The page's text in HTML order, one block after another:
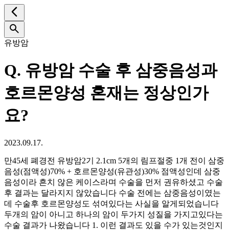
유방암
Q. 유방암 수술 후 삼중음성과
호르몬양성 혼재는 정상인가
요?
2023.09.17.
만45세 폐경전 유방암2기 2.1cm 5개의 림프절중 1개 전이 삼중
음성(점액성)70% + 호르몬양성(유관성)30% 점액성인데 삼중
음성이라 흔치 않은 케이스라며 수술을 먼저 권유하셨고 수술
후 결과는 달라지지 않았습니다 수술 전에는 삼중음성이였는
데 수술후 호르몬양성도 섞여있다는 사실을 알게되었습니다
두개의 암이 아니고 하나의 암이 두가지 성질을 가지고있다는
수술 결과가 나왔습니다 1. 이런 결과도 있을 수가 있는것인지